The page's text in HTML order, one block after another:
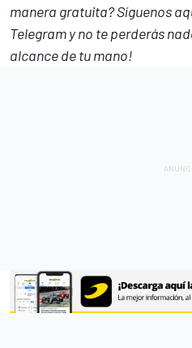
manera gratuita? Síguenos
Telegramy no te perderás
alcance de tu mano!